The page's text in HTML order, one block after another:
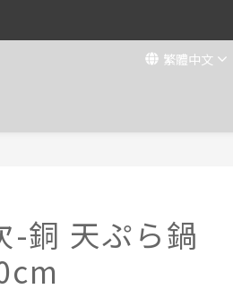
繁體中文
-銅 天ぷら鍋